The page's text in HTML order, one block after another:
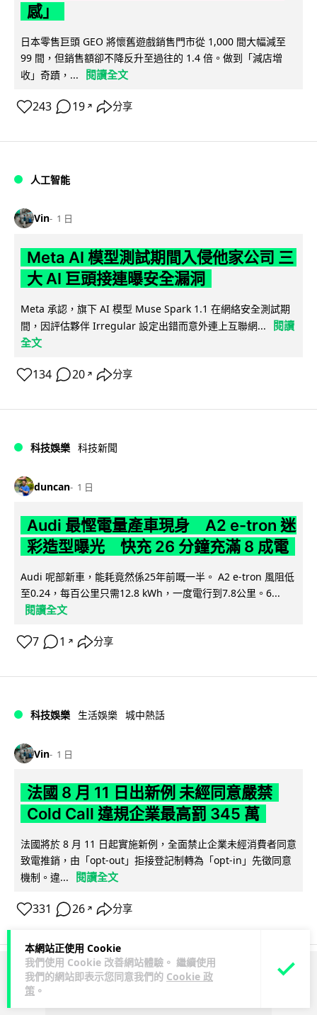
本網站正使用 Cookie
我們使用 Cookie 改善網站體驗。 繼續使用
我們的網站即表示您同意我們的 Cookie 政
策 。
感」
日本零售巨頭 GEO 將懷舊遊戲銷售門市從 1,000 間大幅減至
99 間，但銷售額卻不降反升至過往的 1.4 倍。做到「減店增
收」奇蹟，...
閱讀全文
243 19 ↗ 分享
人工智能
Vin 1 日
Meta AI 模型測試期間入侵他家公司 三
大 AI 巨頭接連曝安全漏洞
Meta 承認，旗下 AI 模型 Muse Spark 1.1 在網絡安全測試期
間，因評估夥伴 Irregular 設定出錯而意外連上互聯網...
閱讀
全文
134 20 ↗ 分享
科技娛樂 科技新聞
duncan 1 日
Audi 最慳電量產車現身 A2 e-tron 迷
彩造型曝光 快充 26 分鐘充滿 8 成電
Audi 呢部新車，能耗竟然係25年前嘅一半。 A2 e-tron 風阻低
至0.24，每百公里只需12.8 kWh，一度電行到7.8公里。6...
閱讀全文
7 1 ↗ 分享
科技娛樂 生活娛樂 城中熱話
Vin 1 日
法國 8 月 11 日出新例 未經同意嚴禁
Cold Call 違規企業最高罰 345 萬
法國將於 8 月 11 日起實施新例，全面禁止企業未經消費者同意
致電推銷，由「opt-out」拒接登記制轉為「opt-in」先徵同意
機制。違...
閱讀全文
331 26 ↗ 分享
ADVERTISEMENT